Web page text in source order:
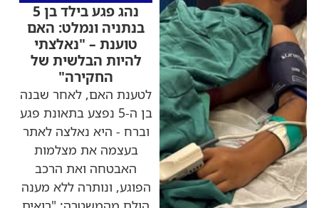
נהג פגע בילד בן 5
בנתניה ונמלט: האם
טוענת – "נאלצתי
להיות הבלשית של
החקירה"
לטענת האם, לאחר שבנה
בן ה-5 נפצע בתאונת פגע
וברח - היא נאלצה לאתר
בעצמה את מצלמות
האבטחה ואת הרכב
הפוגע, ונותרה ללא מענה